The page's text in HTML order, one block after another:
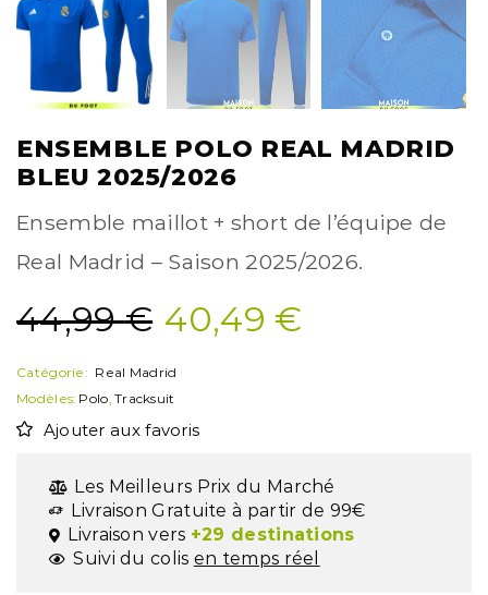
ENSEMBLE POLO REAL MADRID
BLEU 2025/2026
Ensemble maillot + short de l’équipe de
Real Madrid – Saison 2025/2026.
44,99€ 40,49 €
Catégorie: Real Madrid
Modèles: Polo, Tracksuit
Ajouter aux favoris
Les Meilleurs Prix du Marché
Livraison Gratuite à partir de 99€
Livraison vers +29 destinations
Suivi du colis en temps réel